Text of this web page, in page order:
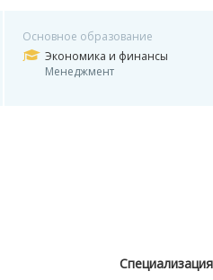
Основное образование
Экономика и финансы
Менеджмент